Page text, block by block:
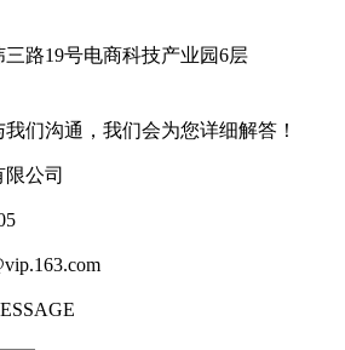
路19号电商科技产业园6层
们沟通，我们会为您详细解答！
公司